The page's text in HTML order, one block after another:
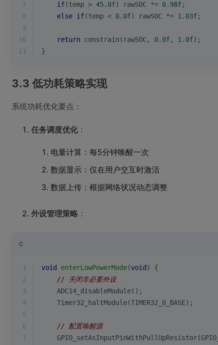
7
if(temp > 45.0f) rawSOC *= 0.98f;
8
else if(temp < 0.0f) rawSOC *= 1.03f;
9
10
return constrain(rawSOC, 0.0f, 1.0f);
11
}
3.3 低功耗策略实现
系统功耗优化要点：
任务调度优化：
电量计算：每5分钟唤醒一次
数据显示：仅在用户交互时激活
数据上传：根据网络状况动态调整
外设管理策略 ：
C
1 void enterLowPowerMode(void )
{
2
// 关闭非必要外设
3
    ADC14_disableModule();
4
    Timer32_haltModule(TIMER32_0_BASE);
5
6
// 配置唤醒源
7